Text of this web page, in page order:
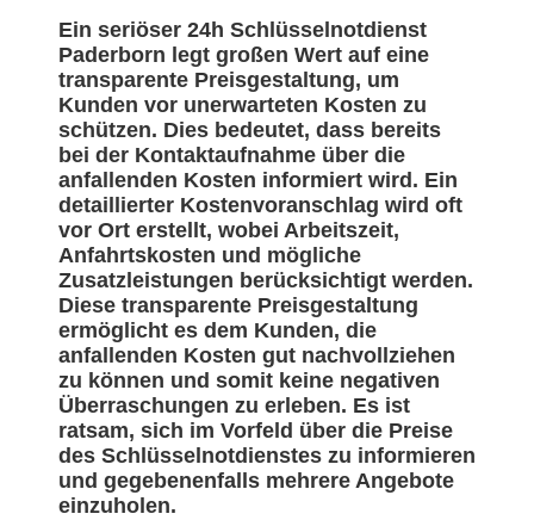
Ein seriöser 24h Schlüsselnotdienst
Paderborn legt großen Wert auf eine
transparente Preisgestaltung, um
Kunden vor unerwarteten Kosten zu
schützen. Dies bedeutet, dass bereits
bei der Kontaktaufnahme über die
anfallenden Kosten informiert wird. Ein
detaillierter Kostenvoranschlag wird oft
vor Ort erstellt, wobei Arbeitszeit,
Anfahrtskosten und mögliche
Zusatzleistungen berücksichtigt werden.
Diese transparente Preisgestaltung
ermöglicht es dem Kunden, die
anfallenden Kosten gut nachvollziehen
zu können und somit keine negativen
Überraschungen zu erleben. Es ist
ratsam, sich im Vorfeld über die Preise
des Schlüsselnotdienstes zu informieren
und gegebenenfalls mehrere Angebote
einzuholen.